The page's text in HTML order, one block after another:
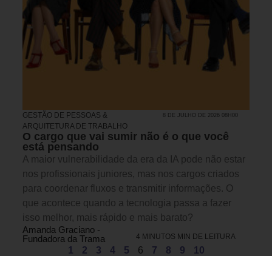
GESTÃO DE PESSOAS &
ARQUITETURA DE TRABALHO
8 DE JULHO DE 2026 08H00
O cargo que vai sumir não é o que você
está pensando
A maior vulnerabilidade da era da IA pode não estar
nos profissionais juniores, mas nos cargos criados
para coordenar fluxos e transmitir informações. O
que acontece quando a tecnologia passa a fazer
isso melhor, mais rápido e mais barato?
Amanda Graciano -
Fundadora da Trama
4 MINUTOS MIN DE LEITURA
1 2 3 4 5 6 7 8 9 10